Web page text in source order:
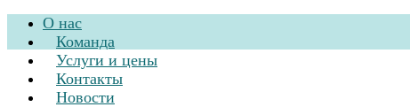
О нас
Команда
Услуги и цены
Контакты
Новости